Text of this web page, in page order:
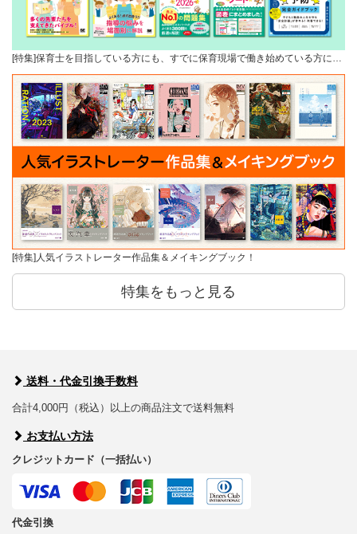
[特集]保育士を目指している方にも、すでに保育現場で働き始めている方に…
[特集]人気イラストレーター作品集＆メイキングブック！
特集をもっと見る
送料・代金引換手数料
合計4,000円（税込）以上の商品注文で送料無料
お支払い方法
クレジットカード（一括払い）
代金引換